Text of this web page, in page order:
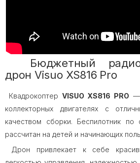
Бюджетный
дрон Visuo XS816 Pro
Квадрокоптер VISUO XS816 PRO —
коллекторных двигателях с
качеством сборки. Беспилотник по
рассчитан на детей и начинающих
Дрон привлекает к себе